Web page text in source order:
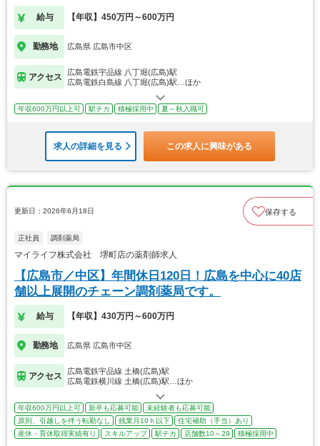
給与 【年収】450万円～600万円
勤務地 広島県 広島市中区
アクセス
広島電鉄宇品線 八丁堀(広島)駅
広島電鉄白島線 八丁堀(広島)駅…ほか
年収600万円以上可 駅チカ 積極採用中 夏～秋入職可
求人の詳細を見る この求人に興味がある
更新日：2026年6月18日 保存する
正社員 調剤薬局
マイライフ株式会社 堺町店の薬剤師求人
【広島市／中区】年間休日120日！広島を中心に40店
舗以上展開のチェーン調剤薬局です。
給与 【年収】430万円～600万円
勤務地 広島県 広島市中区
アクセス
広島電鉄宇品線 土橋(広島)駅
広島電鉄横川線 土橋(広島)駅…ほか
年収600万円以上可 新卒も応募可能
未経験者も応募可能
原則、引越しを伴う転勤なし
残業月10ｈ以下
住宅補助（手当）あり
産休・育休取得実績有り
スキルアップ 駅チカ 店舗数10～29 積極採用中